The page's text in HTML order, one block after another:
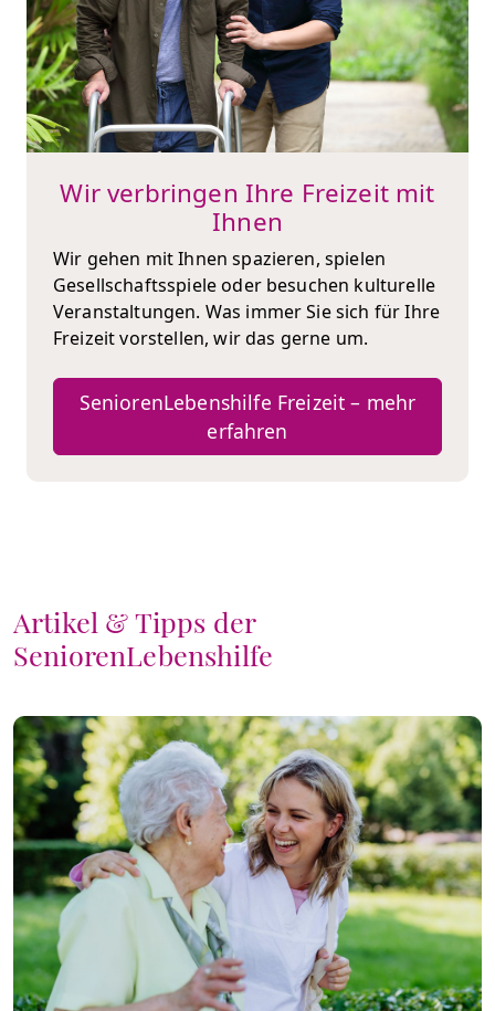
Wir verbringen Ihre Freizeit mit
Ihnen
Wir gehen mit Ihnen spazieren, spielen
Gesellschaftsspiele oder besuchen kulturelle
Veranstaltungen. Was immer Sie sich für Ihre
Freizeit vorstellen, wir das gerne um.
SeniorenLebenshilfe Freizeit – mehr
erfahren
Artikel & Tipps der
SeniorenLebenshilfe